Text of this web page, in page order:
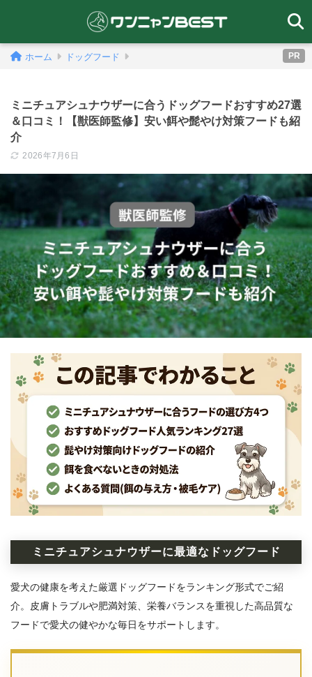
PR
ホーム ドッグフード
ミニチュアシュナウザーに合うドッグフードおすすめ27選
＆口コミ！【獣医師監修】安い餌や髭やけ対策フードも紹
介
2026年7月6日
ミニチュアシュナウザーに最適なドッグフード
愛犬の健康を考えた厳選ドッグフードをランキング形式でご紹
介。皮膚トラブルや肥満対策、栄養バランスを重視した高品質な
フードで愛犬の健やかな毎日をサポートします。